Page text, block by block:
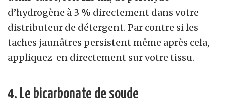
d’hydrogène à 3 % directement dans votre
distributeur de détergent. Par contre si les
taches jaunâtres persistent même après cela,
appliquez-en directement sur votre tissu.
4. Le bicarbonate de soude